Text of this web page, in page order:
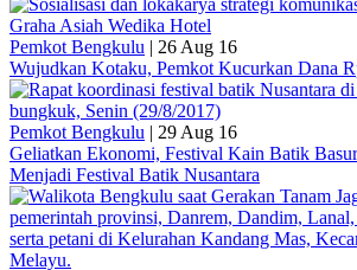
Pemkot Bengkulu | 26 Aug 16
Wujudkan Kotaku, Pemkot Kucurkan Dana
Pemkot Bengkulu | 29 Aug 16
Geliatkan Ekonomi, Festival Kain Batik
Menjadi Festival Batik Nusantara